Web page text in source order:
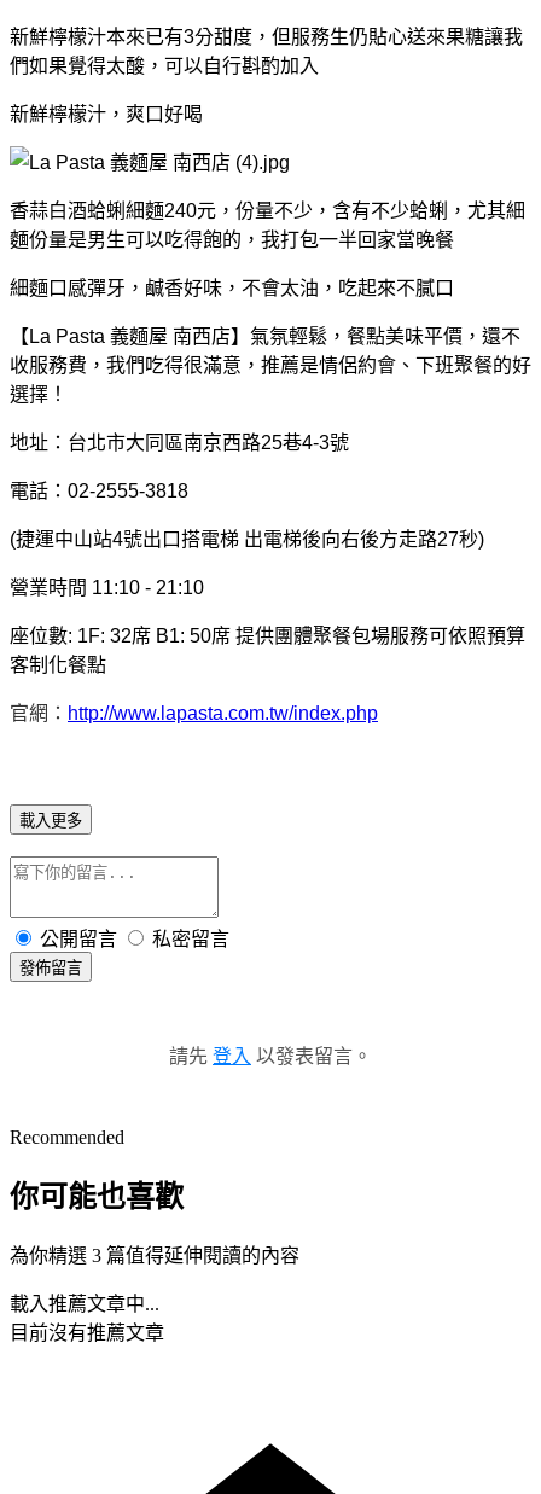
新鮮檸檬汁本來已有3分甜度，但服務生仍貼心送來果糖讓我
們如果覺得太酸，可以自行斟酌加入
新鮮檸檬汁，爽口好喝
香蒜白酒蛤蜊細麵240元，份量不少，含有不少蛤蜊，尤其細
麵份量是男生可以吃得飽的，我打包一半回家當晚餐
細麵口感彈牙，鹹香好味，不會太油，吃起來不膩口
【La Pasta 義麵屋 南西店】氣氛輕鬆，餐點美味平價，還不
收服務費，我們吃得很滿意，推薦是情侶約會、下班聚餐的好
選擇！
地址：台北市大同區南京西路25巷4-3號
電話：02-2555-3818
(捷運中山站4號出口搭電梯 出電梯後向右後方走路27秒)
營業時間 11:10 - 21:10
座位數: 1F: 32席 B1: 50席 提供團體聚餐包場服務可依照預算
客制化餐點
官網： http://www.lapasta.com.tw/index.php
載入更多
公開留言 私密留言
發佈留言
請先 登入 以發表留言。
Recommended
你可能也喜歡
為你精選 3 篇值得延伸閱讀的內容
載入推薦文章中...
目前沒有推薦文章